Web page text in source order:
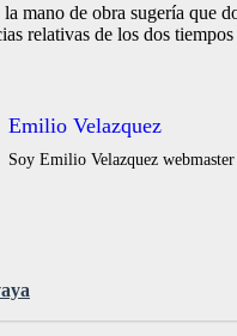
mano de obra sugería que
relativas de los dos
Emilio Velazquez
Soy Emilio Velazquez